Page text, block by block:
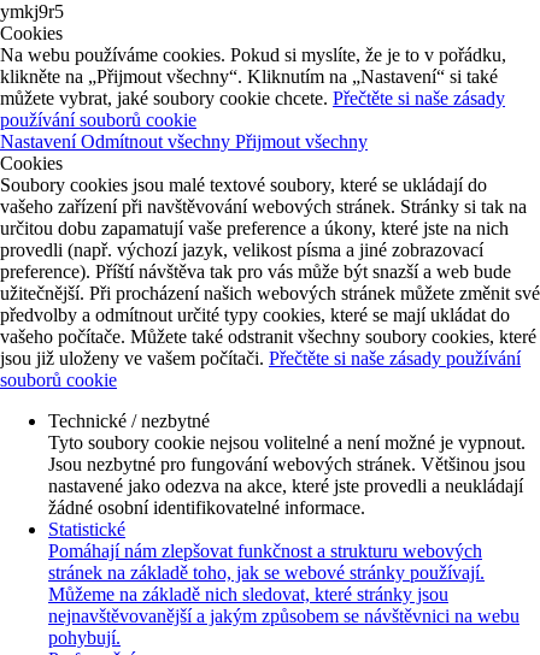
ymkj9r5
Cookies
Na webu používáme cookies. Pokud si myslíte, že je to v pořádku,
klikněte na „Přijmout všechny“. Kliknutím na „Nastavení“ si také
můžete vybrat, jaké soubory cookie chcete. Přečtěte si naše zásady
používání souborů cookie
NastaveníOdmítnout všechny Přijmout všechny
Cookies
Soubory cookies jsou malé textové soubory, které se ukládají do
vašeho zařízení při navštěvování webových stránek. Stránky si tak na
určitou dobu zapamatují vaše preference a úkony, které jste na nich
provedli (např. výchozí jazyk, velikost písma a jiné zobrazovací
preference). Příští návštěva tak pro vás může být snazší a web bude
užitečnější. Při procházení našich webových stránek můžete změnit své
předvolby a odmítnout určité typy cookies, které se mají ukládat do
vašeho počítače. Můžete také odstranit všechny soubory cookies, které
jsou již uloženy ve vašem počítači. Přečtěte si naše zásady používání
souborů cookie
Technické / nezbytné
Tyto soubory cookie nejsou volitelné a není možné je vypnout.
Jsou nezbytné pro fungování webových stránek. Většinou jsou
nastavené jako odezva na akce, které jste provedli a neukládají
žádné osobní identifikovatelné informace.
Statistické
Pomáhají nám zlepšovat funkčnost a strukturu webových
stránek na základě toho, jak se webové stránky používají.
Můžeme na základě nich sledovat, které stránky jsou
nejnavštěvovanější a jakým způsobem se návštěvnici na webu
pohybují.